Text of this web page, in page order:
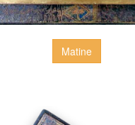
Matine